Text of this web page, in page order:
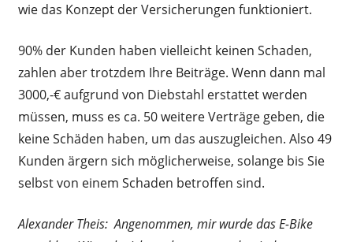
wie das Konzept der Versicherungen funktioniert.
90% der Kunden haben vielleicht keinen Schaden,
zahlen aber trotzdem Ihre Beiträge. Wenn dann mal
3000,-€ aufgrund von Diebstahl erstattet werden
müssen, muss es ca. 50 weitere Verträge geben, die
keine Schäden haben, um das auszugleichen. Also 49
Kunden ärgern sich möglicherweise, solange bis Sie
selbst von einem Schaden betroffen sind.
Alexander Theis: Angenommen, mir wurde das E-Bike